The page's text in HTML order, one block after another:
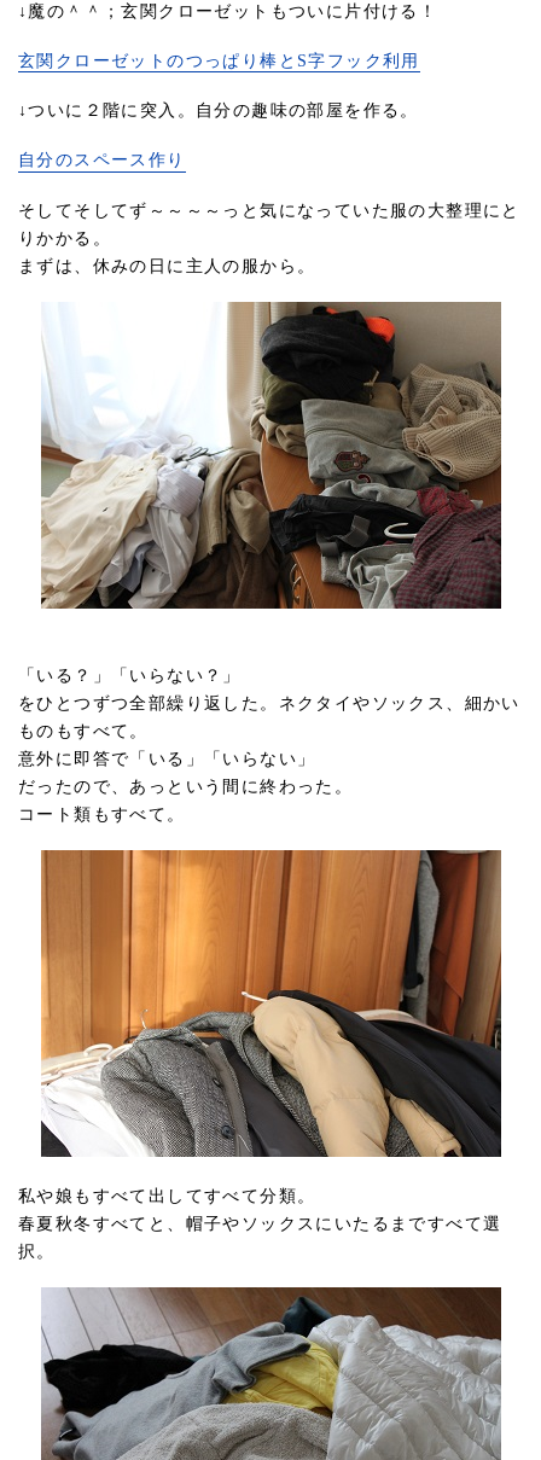
↓魔の＾＾；玄関クローゼットもついに片付ける！
玄関クローゼットのつっぱり棒とS字フック利用
↓ついに２階に突入。自分の趣味の部屋を作る。
自分のスペース作り
そしてそしてず～～～～っと気になっていた服の大整理にと
りかかる。
まずは、休みの日に主人の服から。
「いる？」「いらない？」
をひとつずつ全部繰り返した。ネクタイやソックス、細かい
ものもすべて。
意外に即答で「いる」「いらない」
だったので、あっという間に終わった。
コート類もすべて。
私や娘もすべて出してすべて分類。
春夏秋冬すべてと、帽子やソックスにいたるまですべて選
択。